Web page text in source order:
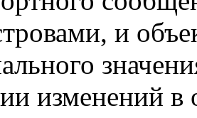
и
изменений в